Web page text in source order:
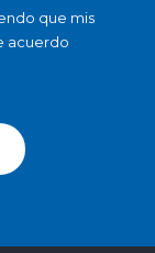
que mis
acuerdo